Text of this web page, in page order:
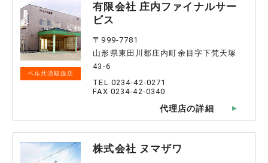
ベル共済取扱店
有限会社 庄内ファイナルサー
ビス
〒999-7781
山形県東田川郡庄内町余目字下梵天塚
43-6
TEL 0234-42-0271
FAX 0234-42-0340
代理店の詳細
株式会社 ヌマザワ